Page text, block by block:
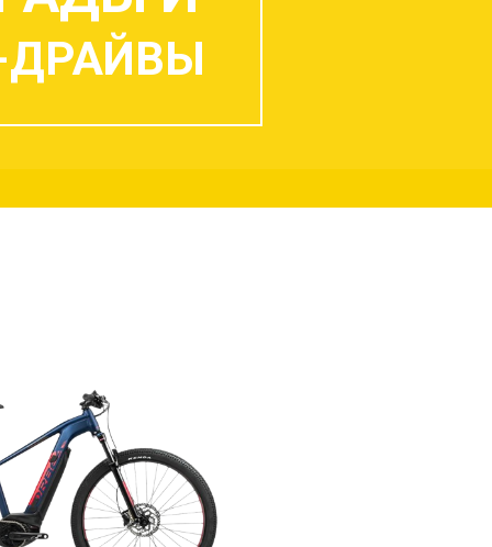
ДРАЙВЫ